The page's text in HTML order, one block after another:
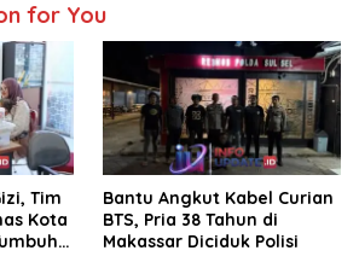
for You
Tim
Kota
Bantu Angkut Kabel Curian
BTS, Pria 38 Tahun di
Makassar Diciduk Polisi